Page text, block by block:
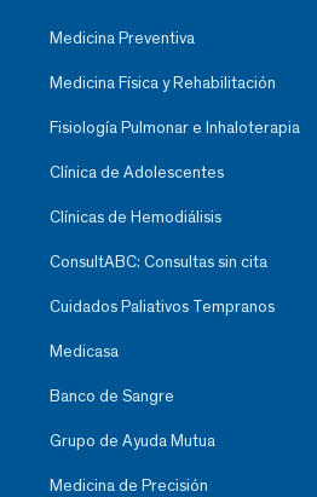
Medicina Preventiva
Medicina Física y Rehabilitación
Fisiología Pulmonar e Inhaloterapia
Clínica de Adolescentes
Clínicas de Hemodiálisis
ConsultABC: Consultas sin cita
Cuidados Paliativos Tempranos
Medicasa
Banco de Sangre
Grupo de Ayuda Mutua
Medicina de Precisión